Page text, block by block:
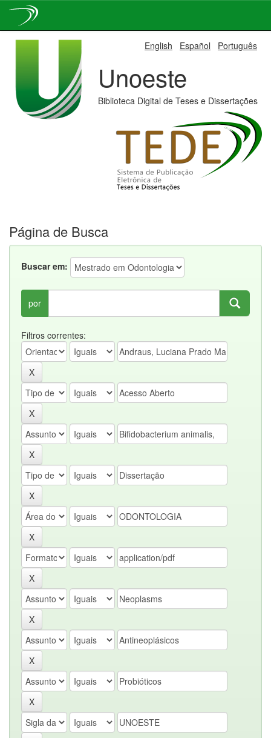
English Español Português
Unoeste
Biblioteca Digital de Teses e Dissertações
Página de Busca
Buscar em:
por
Filtros correntes: